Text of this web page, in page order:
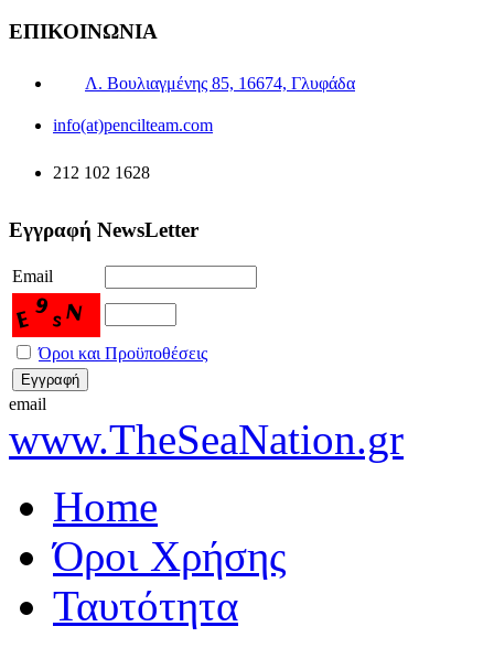
ΕΠΙΚΟΙΝΩΝΙΑ
Λ. Βουλιαγμένης 85, 16674, Γλυφάδα
info(at)pencilteam.com
212 102 1628
Εγγραφή NewsLetter
Email
Όροι και Προϋποθέσεις
email
www.TheSeaNation.gr
Home
Όροι Χρήσης
Ταυτότητα